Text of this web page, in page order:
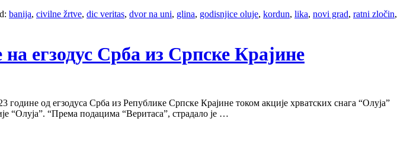
banija, civilne žrtve, dic veritas, dvor na uni, glina, godisnjice oluje, kordun, lika, novi grad, ratni zločin,
егзодус Срба из Српске Крајине
од егзодуса Срба из Републике Српске Крајине током акције хрватских снага “Олуја”
“Олуја”. “Према подацима “Веритаса”, страдало је …